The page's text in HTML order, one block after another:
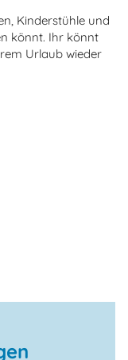
Kinderstühle und
könnt. Ihr könnt
Urlaub wieder